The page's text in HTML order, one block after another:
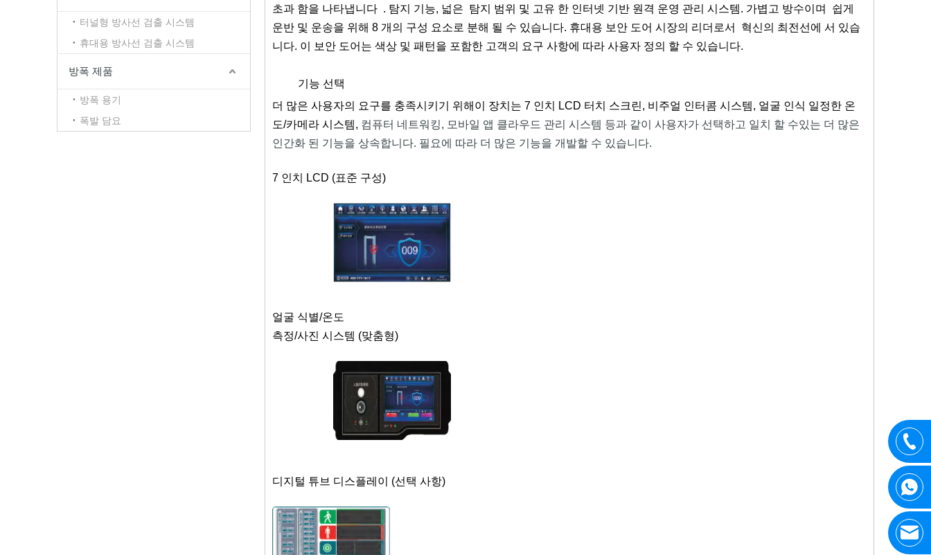
터널형 방사선 검출 시스템
휴대용 방사선 검출 시스템
방폭 제품
방폭 용기
폭발 담요
초과 함을 나타냅니다 . 탐지 기능, 넓은 탐지 범위 및 고유 한 인터넷 기반 원격 운영 관리 시스템. 가볍고 방수이며 쉽게
운반 및 운송을 위해 8 개의 구성 요소로 분해 될 수 있습니다. 휴대용 보안 도어 시장의 리더로서 혁신의 최전선에 서 있습
니다. 이 보안 도어는 색상 및 패턴을 포함한 고객의 요구 사항에 따라 사용자 정의 할 수 있습니다.
기능 선택
더 많은 사용자의 요구를 충족시키기 위해이 장치는 7 인치 LCD 터치 스크린, 비주얼 인터콤 시스템, 얼굴 인식 일정한 온
도/카메라 시스템, 컴퓨터 네트워킹, 모바일 앱 클라우드 관리 시스템 등과 같이 사용자가 선택하고 일치 할 수있는 더 많은
인간화 된 기능을 상속합니다. 필요에 따라 더 많은 기능을 개발할 수 있습니다.
7 인치 LCD (표준 구성)
얼굴 식별/온도
측정/사진 시스템 (맞춤형)
디지털 튜브 디스플레이 (선택 사항)